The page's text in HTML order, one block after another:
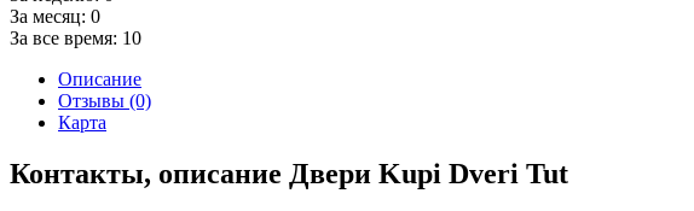
За месяц: 0
За все время: 10
Описание
Отзывы (0)
Карта
Контакты, описание Двери Kupi Dveri Tut